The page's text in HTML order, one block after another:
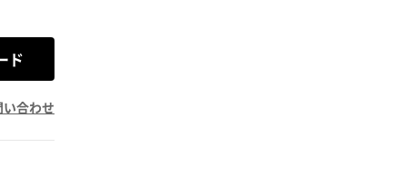
ド
合わせ